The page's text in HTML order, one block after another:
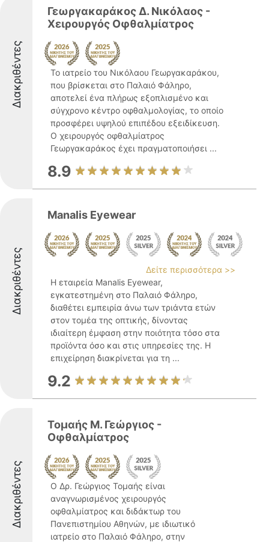
Διακριθέντες
Γεωργακαράκος Δ. Νικόλαος -
Χειρουργός Οφθαλμίατρος
Το ιατρείο του Νικόλαου Γεωργακαράκου,
που βρίσκεται στο Παλαιό Φάληρο,
αποτελεί ένα πλήρως εξοπλισμένο και
σύγχρονο κέντρο οφθαλμολογίας, το οποίο
προσφέρει υψηλού επιπέδου εξειδίκευση.
Ο χειρουργός οφθαλμίατρος
Γεωργακαράκος έχει πραγματοποιήσει ...
8.9
Διακριθέντες
Manalis Eyewear
Δείτε περισσότερα >>
Η εταιρεία Manalis Eyewear,
εγκατεστημένη στο Παλαιό Φάληρο,
διαθέτει εμπειρία άνω των τριάντα ετών
στον τομέα της οπτικής, δίνοντας
ιδιαίτερη έμφαση στην ποιότητα τόσο στα
προϊόντα όσο και στις υπηρεσίες της. Η
επιχείρηση διακρίνεται για τη ...
9.2
Διακριθέντες
Τομαής Μ. Γεώργιος -
Οφθαλμίατρος
Ο Δρ. Γεώργιος Τομαής είναι
αναγνωρισμένος χειρουργός
οφθαλμίατρος και διδάκτωρ του
Πανεπιστημίου Αθηνών, με ιδιωτικό
ιατρείο στο Παλαιό Φάληρο, στην